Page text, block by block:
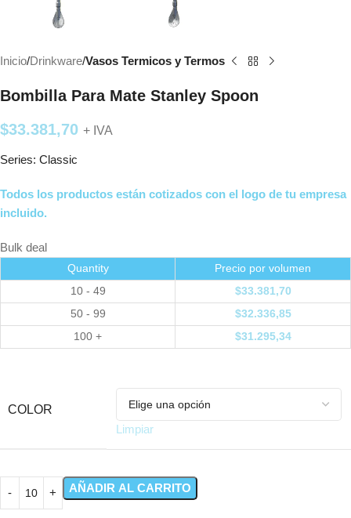
Inicio Drinkware Vasos Termicos y Termos
Bombilla Para Mate Stanley Spoon
$33.381,70 + IVA
Series: Classic
Todos los productos están cotizados con el logo de tu empresa
incluido.
Bulk deal
Quantity
Precio por volumen
10 - 49
$33.381,70
50 - 99
$32.336,85
100 +
$31.295,34
COLOR
Limpiar
AÑADIR AL CARRITO